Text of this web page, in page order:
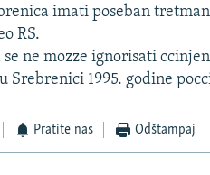
imati poseban
RS.
se ne mozze ignorisati
Srebrenici 1995. godine
Pratite nas Odštampaj